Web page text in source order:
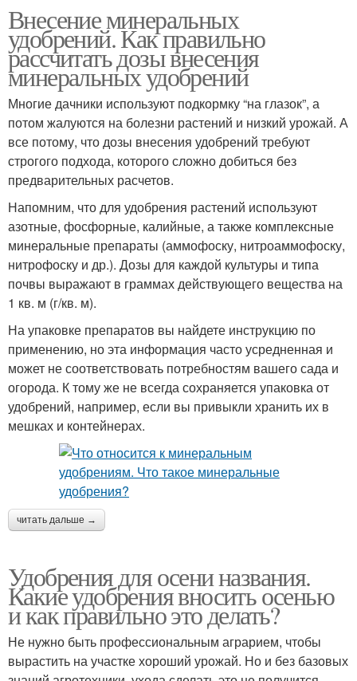
Внесение минеральных
удобрений. Как правильно
рассчитать дозы внесения
минеральных удобрений
Многие дачники используют подкормку “на глазок”, а
потом жалуются на болезни растений и низкий урожай. А
все потому, что дозы внесения удобрений требуют
строгого подхода, которого сложно добиться без
предварительных расчетов.
Напомним, что для удобрения растений используют
азотные, фосфорные, калийные, а также комплексные
минеральные препараты (аммофоску, нитроаммофоску,
нитрофоску и др.). Дозы для каждой культуры и типа
почвы выражают в граммах действующего вещества на
1 кв. м (г/кв. м).
На упаковке препаратов вы найдете инструкцию по
применению, но эта информация часто усредненная и
может не соответствовать потребностям вашего сада и
огорода. К тому же не всегда сохраняется упаковка от
удобрений, например, если вы привыкли хранить их в
мешках и контейнерах.
читать дальше →
Удобрения для осени названия.
Какие удобрения вносить осенью
и как правильно это делать?
Не нужно быть профессиональным аграрием, чтобы
вырастить на участке хороший урожай. Но и без базовых